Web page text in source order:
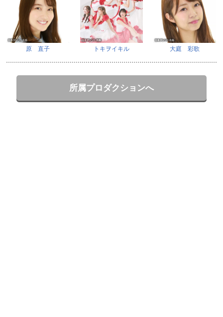
原 直子 トキヲイキル 大庭 彩歌
所属プロダクションへ